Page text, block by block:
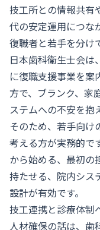
技工所との情報共有
代の安定運用につな
復職者と若手を分け
日本歯科衛生士会は
に復職支援事業を案
方で、ブランク、家
ステムへの不安を抱
そのため、若手向け
考える方が実務的で
から始める、最初の
持たせる、院内シス
設計が有効です。
技工連携と診療体制
人材確保の話は、歯